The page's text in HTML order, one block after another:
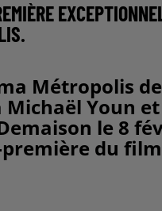
Métropolis
Michaël Youn
le 8
du